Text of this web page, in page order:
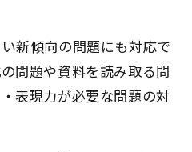
新傾向の問題にも対応で
問題や資料を読み取る問
表現力が必要な問題の対